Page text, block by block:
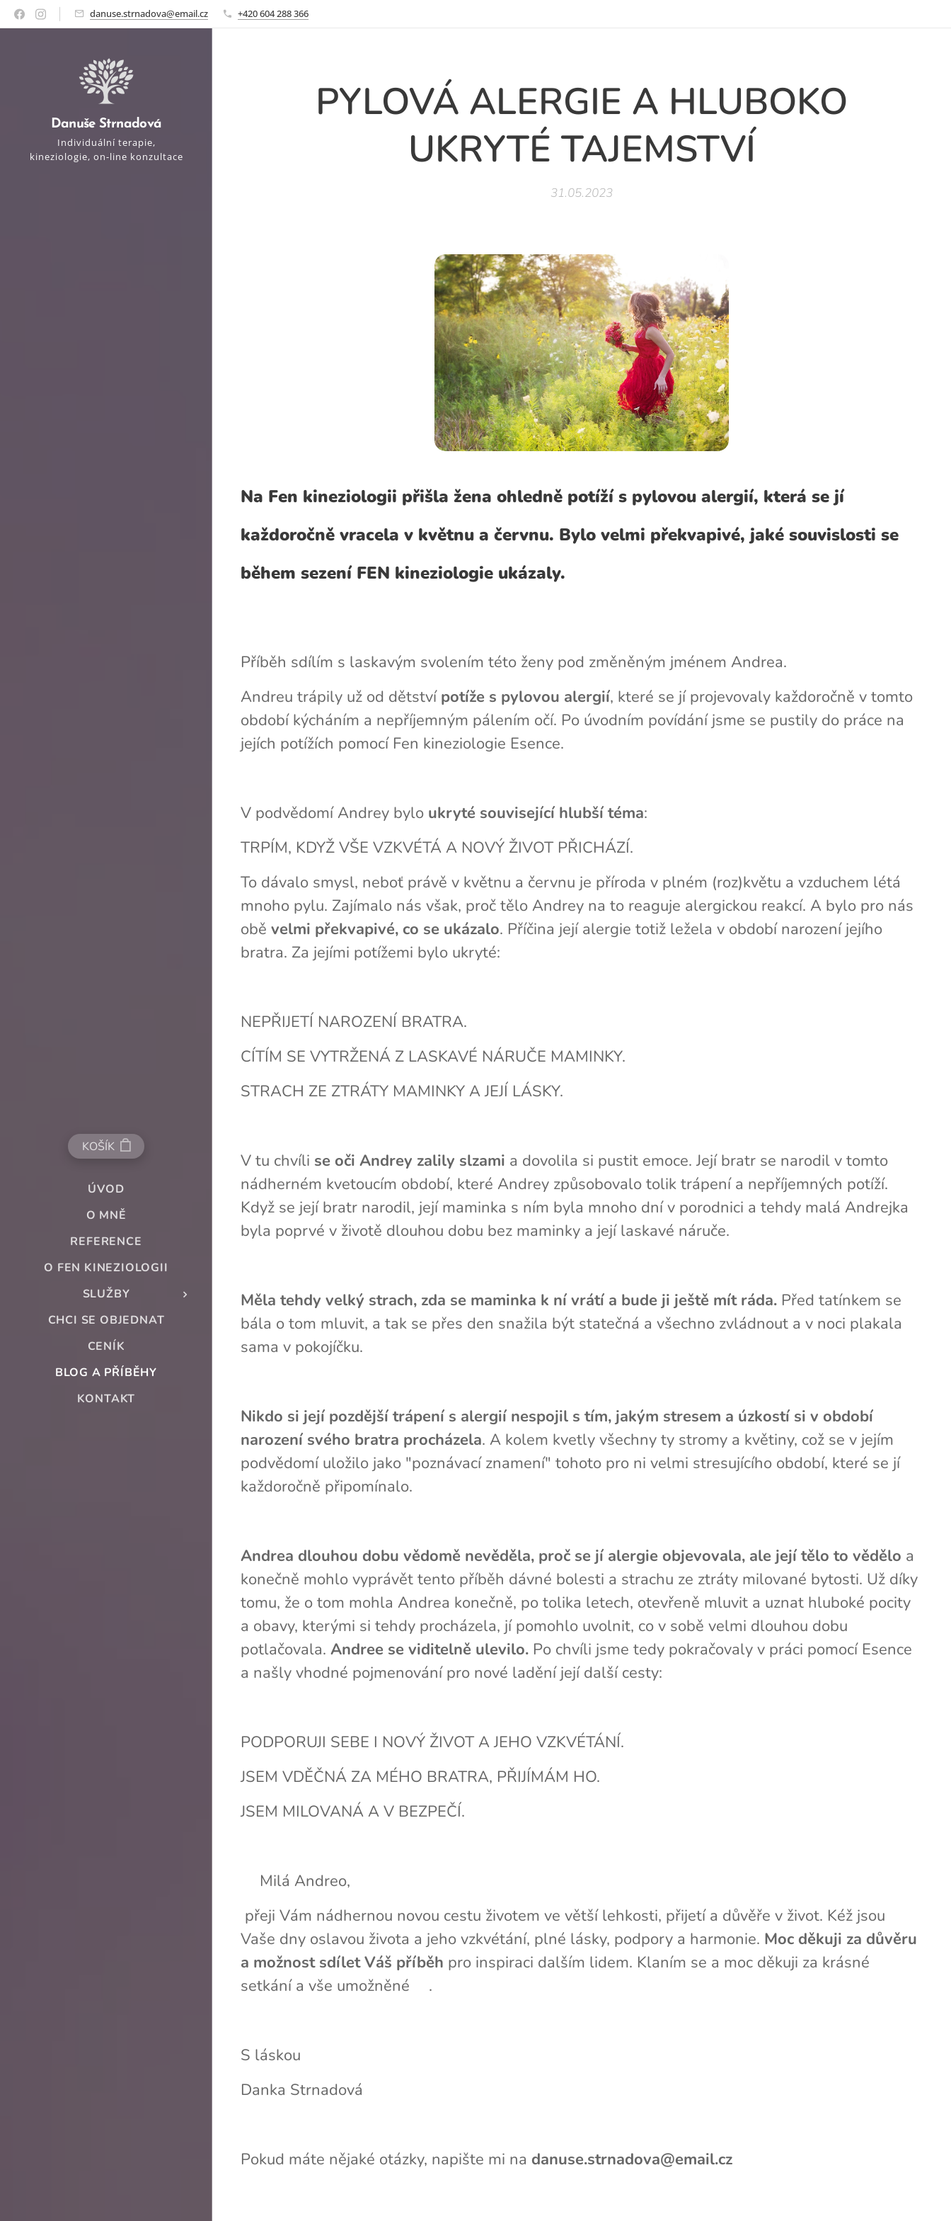
danuse.strnadova@email.cz +420 604 288 366
Danuše Strnadová
Individuální terapie,
kineziologie, on-line konzultace
KOŠÍK
ÚVOD
O MNĚ
REFERENCE
O FEN KINEZIOLOGII
SLUŽBY
CHCI SE OBJEDNAT
CENÍK
BLOG A PŘÍBĚHY
KONTAKT
PYLOVÁ ALERGIE A HLUBOKO
UKRYTÉ TAJEMSTVÍ
31.05.2023
Na Fen kineziologii přišla žena ohledně potíží s pylovou alergií, která se jí
každoročně vracela v květnu a červnu. Bylo velmi překvapivé, jaké souvislosti se
během sezení FEN kineziologie ukázaly.
Příběh sdílím s laskavým svolením této ženy pod změněným jménem Andrea.
Andreu trápily už od dětství potíže s pylovou alergií, které se jí projevovaly každoročně v tomto
období kýcháním a nepříjemným pálením očí. Po úvodním povídání jsme se pustily do práce na
jejích potížích pomocí Fen kineziologie Esence.
V podvědomí Andrey bylo ukryté související hlubší téma:
TRPÍM, KDYŽ VŠE VZKVÉTÁ A NOVÝ ŽIVOT PŘICHÁZÍ.
To dávalo smysl, neboť právě v květnu a červnu je příroda v plném (roz)květu a vzduchem létá
mnoho pylu. Zajímalo nás však, proč tělo Andrey na to reaguje alergickou reakcí. A bylo pro nás
obě velmi překvapivé, co se ukázalo. Příčina její alergie totiž ležela v období narození jejího
bratra. Za jejími potížemi bylo ukryté:
NEPŘIJETÍ NAROZENÍ BRATRA.
CÍTÍM SE VYTRŽENÁ Z LASKAVÉ NÁRUČE MAMINKY.
STRACH ZE ZTRÁTY MAMINKY A JEJÍ LÁSKY.
V tu chvíli se oči Andrey zalily slzami a dovolila si pustit emoce. Její bratr se narodil v tomto
nádherném kvetoucím období, které Andrey způsobovalo tolik trápení a nepříjemných potíží.
Když se její bratr narodil, její maminka s ním byla mnoho dní v porodnici a tehdy malá Andrejka
byla poprvé v životě dlouhou dobu bez maminky a její laskavé náruče.
Měla tehdy velký strach, zda se maminka k ní vrátí a bude ji ještě mít ráda. Před tatínkem se
bála o tom mluvit, a tak se přes den snažila být statečná a všechno zvládnout a v noci plakala
sama v pokojíčku.
Nikdo si její pozdější trápení s alergií nespojil s tím, jakým stresem a úzkostí si v období
narození svého bratra procházela. A kolem kvetly všechny ty stromy a květiny, což se v jejím
podvědomí uložilo jako "poznávací znamení" tohoto pro ni velmi stresujícího období, které se jí
každoročně připomínalo.
Andrea dlouhou dobu vědomě nevěděla, proč se jí alergie objevovala, ale její tělo to vědělo a
konečně mohlo vyprávět tento příběh dávné bolesti a strachu ze ztráty milované bytosti. Už díky
tomu, že o tom mohla Andrea konečně, po tolika letech, otevřeně mluvit a uznat hluboké pocity
a obavy, kterými si tehdy procházela, jí pomohlo uvolnit, co v sobě velmi dlouhou dobu
potlačovala. Andree se viditelně ulevilo. Po chvíli jsme tedy pokračovaly v práci pomocí Esence
a našly vhodné pojmenování pro nové ladění její další cesty:
PODPORUJI SEBE I NOVÝ ŽIVOT A JEHO VZKVÉTÁNÍ.
JSEM VDĚČNÁ ZA MÉHO BRATRA, PŘIJÍMÁM HO.
JSEM MILOVANÁ A V BEZPEČÍ.
🌸Milá Andreo,
přeji Vám nádhernou novou cestu životem ve větší lehkosti, přijetí a důvěře v život. Kéž jsou
Vaše dny oslavou života a jeho vzkvétání, plné lásky, podpory a harmonie. Moc děkuji za důvěru
a možnost sdílet Váš příběh pro inspiraci dalším lidem. Klaním se a moc děkuji za krásné
setkání a vše umožněné🙏.
S láskou❤️
Danka Strnadová
Pokud máte nějaké otázky, napište mi na danuse.strnadova@email.cz